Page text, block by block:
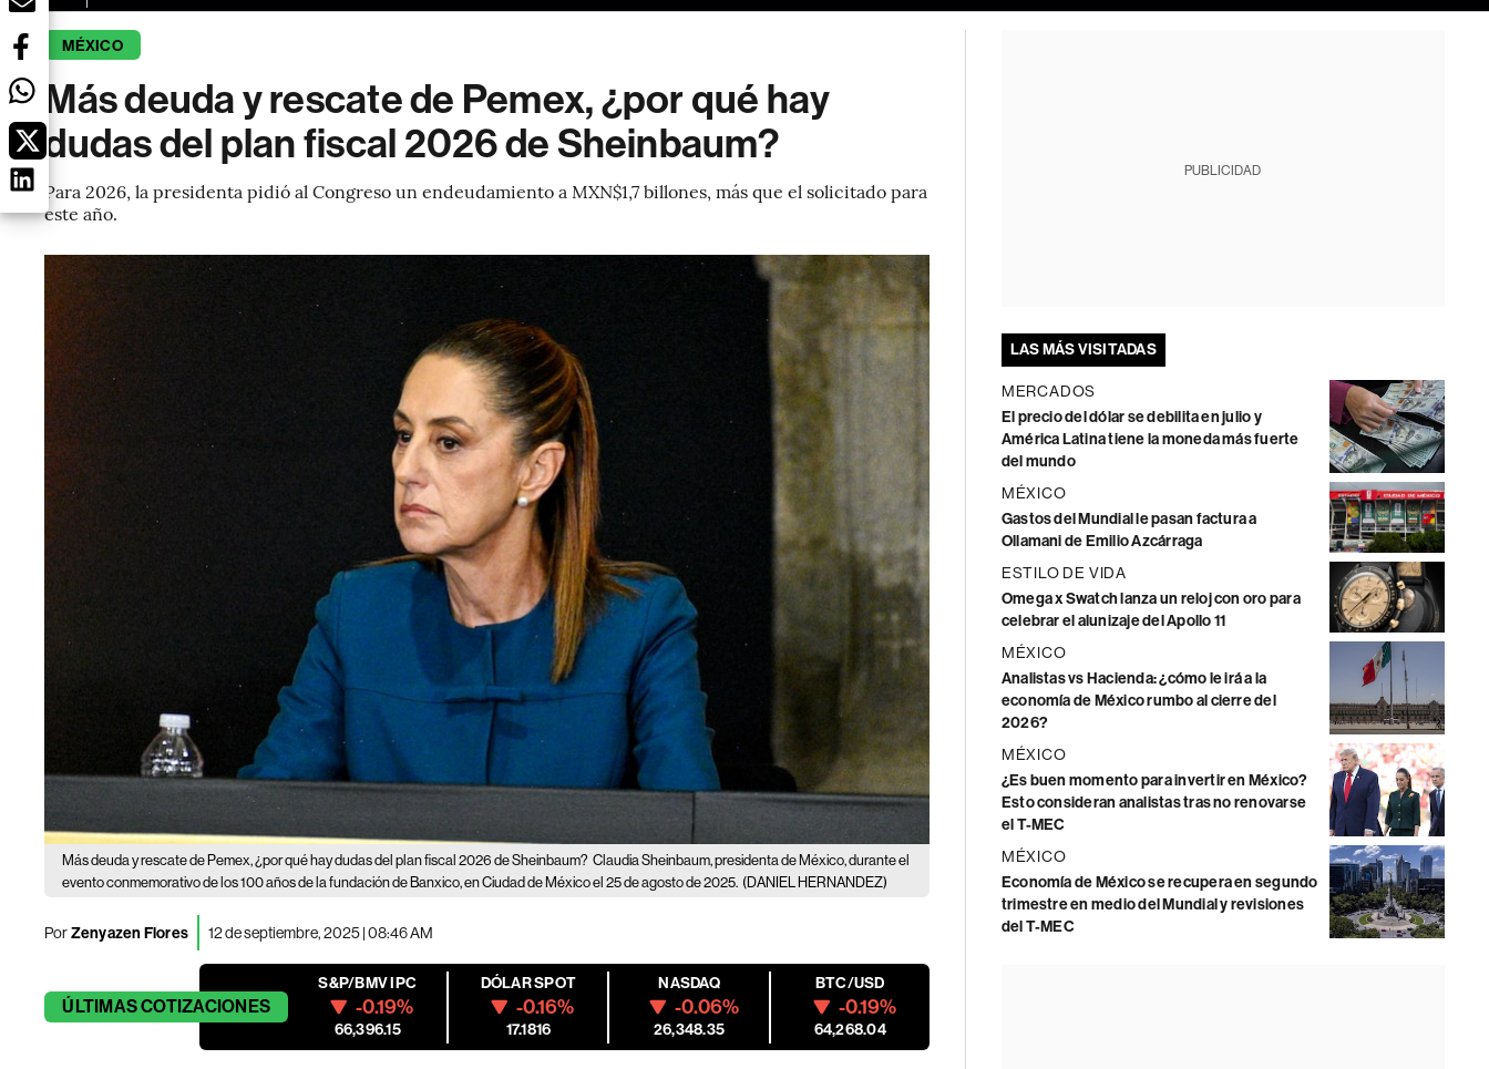
MÉXICO
Más deuda y rescate de Pemex, ¿por qué hay
dudas del plan fiscal 2026 de Sheinbaum?
Para 2026, la presidenta pidió al Congreso un endeudamiento a MXN$1,7 billones, más que el solicitado para
este año.
Más deuda y rescate de Pemex, ¿por qué hay dudas del plan fiscal 2026 de Sheinbaum? Claudia Sheinbaum, presidenta de México, durante el
evento conmemorativo de los 100 años de la fundación de Banxico, en Ciudad de México el 25 de agosto de 2025. (DANIEL HERNANDEZ)
PorZenyazen Flores 12 de septiembre, 2025 | 08:46 AM
ÚLTIMASCOTIZACIONES
S&P/BMV IPC
-0.19%
66,396.15
DÓLAR SPOT
-0.16%
17.1816
NASDAQ
-0.06%
26,348.35
BTC/USD
-0.19%
64,268.04
PUBLICIDAD
LAS MÁS VISITADAS
MERCADOS
El precio del dólar se debilita en julio y
América Latina tiene la moneda más fuerte
del mundo
MÉXICO
Gastos del Mundial le pasan factura a
Ollamani de Emilio Azcárraga
ESTILO DE VIDA
Omega x Swatch lanza un reloj con oro para
celebrar el alunizaje del Apollo 11
MÉXICO
Analistas vs Hacienda: ¿cómo le irá a la
economía de México rumbo al cierre del
2026?
MÉXICO
¿Es buen momento para invertir en México?
Esto consideran analistas tras no renovarse
el T-MEC
MÉXICO
Economía de México se recupera en segundo
trimestre en medio del Mundial y revisiones
del T-MEC